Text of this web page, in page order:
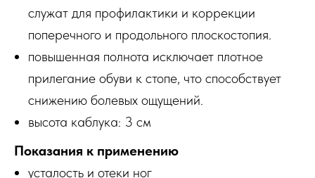
служат для профилактики и коррекции
поперечного и продольного плоскостопия.
повышенная полнота исключает плотное
прилегание обуви к стопе, что способствует
снижению болевых ощущений.
высота каблука: 3 см
Показания к применению
усталость и отеки ног